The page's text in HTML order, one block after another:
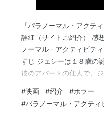
「パラノーマル・アクテ
詳細（サイトご紹介） 感
ノーマル・アクティビテ
すじ ジェシーは１８歳の
彼のアパートの住人で、
カーがアナの部屋から出
ーを追いかけ、アナが死
#映画 #紹介 #ホラー
#パラノーマル・アクティ